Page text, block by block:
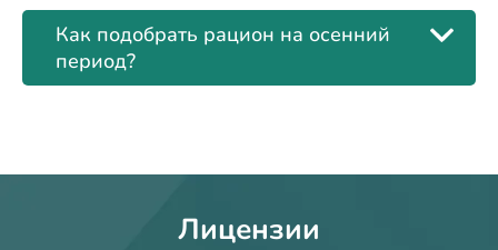
Как подобрать рацион на осенний
период?
Лицензии